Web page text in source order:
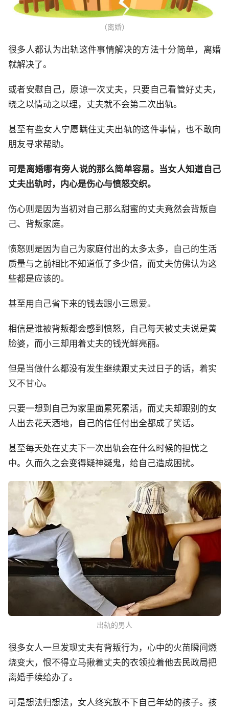
（离婚）
很多人都认为出轨这件事情解决的方法十分简单，离婚
就解决了。
或者安慰自己，原谅一次丈夫，只要自己看管好丈夫，
晓之以情动之以理，丈夫就不会第二次出轨。
甚至有些女人宁愿瞒住丈夫出轨的这件事情，也不敢向
朋友寻求帮助。
可是离婚哪有旁人说的那么简单容易。当女人知道自己
丈夫出轨时，内心是伤心与愤怒交织。
伤心则是因为当初对自己那么甜蜜的丈夫竟然会背叛自
己、背叛家庭。
愤怒则是因为自己为家庭付出的太多太多，自己的生活
质量与之前相比不知道低了多少倍，而丈夫仿佛认为这
些都是应该的。
甚至用自己省下来的钱去跟小三恩爱。
相信是谁被背叛都会感到愤怒，自己每天被丈夫说是黄
脸婆，而小三却用着丈夫的钱光鲜亮丽。
但是当做什么都没有发生继续跟丈夫过日子的话，着实
又不甘心。
只要一想到自己为家里面累死累活，而丈夫却跟别的女
人出去花天酒地，自己的信任付出全都成了笑话。
甚至每天处在丈夫下一次出轨会在什么时候的担忧之
中。久而久之会变得疑神疑鬼，给自己造成困扰。
出轨的男人
很多女人一旦发现丈夫有背叛行为，心中的火苗瞬间燃
烧变大，恨不得立马揪着丈夫的衣领拉着他去民政局把
离婚手续给办了。
可是想法归想法，女人终究放不下自己年幼的孩子。孩